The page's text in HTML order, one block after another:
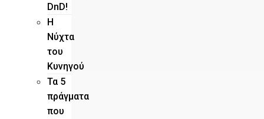
DnD!
H
Νύχτα
του
Κυνηγού
Τα 5
πράγματα
που